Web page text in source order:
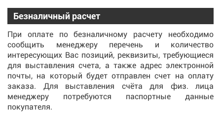
Безналичный расчет
При оплате по безналичному расчету необходимо
сообщить менеджеру перечень и количество
интересующих Вас позиций, реквизиты, требующиеся
для выставления счета, а также адрес электронной
почты, на который будет отправлен счет на оплату
заказа. Для выставления счёта для физ. лица
менеджеру потребуются паспортные данные
покупателя.